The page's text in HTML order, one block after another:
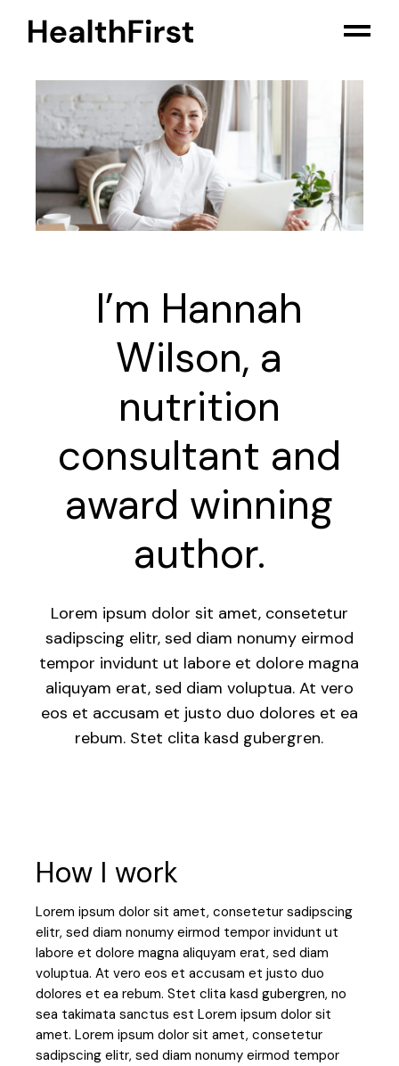
I’m Hannah
Wilson, a
nutrition
consultant and
award winning
author.
Lorem ipsum dolor sit amet, consetetur
sadipscing elitr, sed diam nonumy eirmod
tempor invidunt ut labore et dolore magna
aliquyam erat, sed diam voluptua. At vero
eos et accusam et justo duo dolores et ea
rebum. Stet clita kasd gubergren.
How I work
Lorem ipsum dolor sit amet, consetetur sadipscing
elitr, sed diam nonumy eirmod tempor invidunt ut
labore et dolore magna aliquyam erat, sed diam
voluptua. At vero eos et accusam et justo duo
dolores et ea rebum. Stet clita kasd gubergren, no
sea takimata sanctus est Lorem ipsum dolor sit
amet. Lorem ipsum dolor sit amet, consetetur
sadipscing elitr, sed diam nonumy eirmod tempor